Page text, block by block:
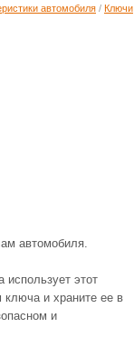
автомобиля / Ключи
автомобиля.
использует этот
ключа и храните ее в
и